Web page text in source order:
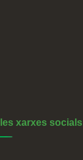
xarxes socials